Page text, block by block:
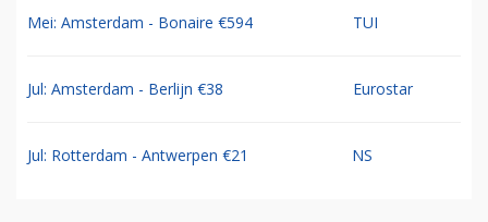
Mei: Amsterdam - Bonaire €594 TUI
Jul: Amsterdam - Berlijn €38 Eurostar
Jul: Rotterdam - Antwerpen €21 NS